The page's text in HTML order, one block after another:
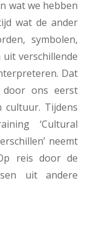
wat we hebben
wat de ander
symbolen,
verschillende
Dat
door ons eerst
cultuur. Tijdens
‘Cultural
neemt
reis door de
uit andere